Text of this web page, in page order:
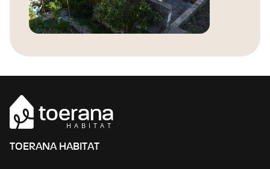
toerana
HABITAT
TOERANA HABITAT